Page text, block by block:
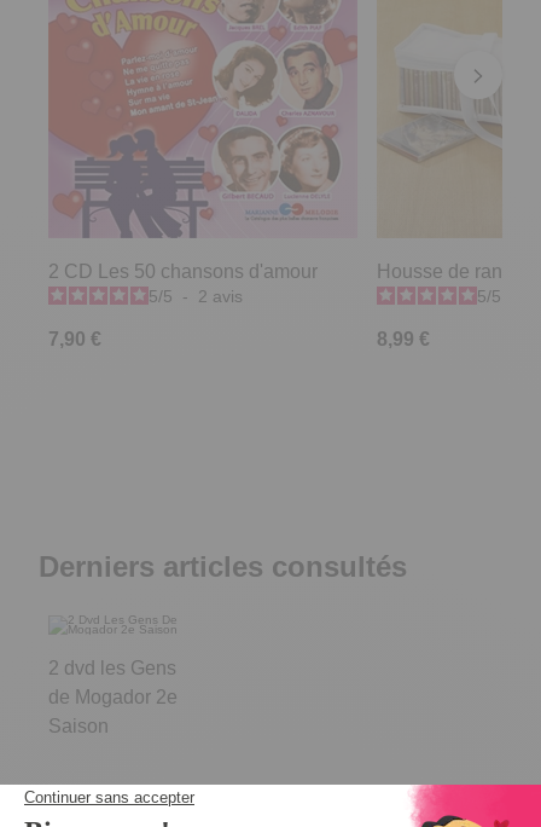
2 CD Les 50 chansons d'amour
5/5 - 2 avis
7,90 €
Housse de
5/5
8,99 €
Derniers articles consultés
2 dvd les Gens
de Mogador 2e
Saison